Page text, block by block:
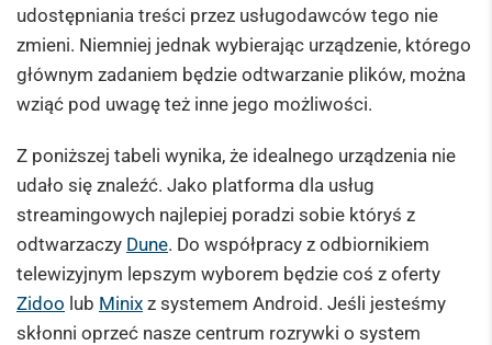
udostępniania treści przez usługodawców tego nie
zmieni. Niemniej jednak wybierając urządzenie, którego
głównym zadaniem będzie odtwarzanie plików, można
wziąć pod uwagę też inne jego możliwości.
Z poniższej tabeli wynika, że idealnego urządzenia nie
udało się znaleźć. Jako platforma dla usług
streamingowych najlepiej poradzi sobie któryś z
odtwarzaczy Dune. Do współpracy z odbiornikiem
telewizyjnym lepszym wyborem będzie coś z oferty
Zidoo lub Minix z systemem Android. Jeśli jesteśmy
skłonni oprzeć nasze centrum rozrywki o system